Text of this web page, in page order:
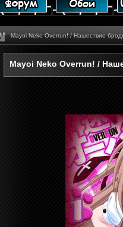
Mayoi Neko Overrun! / Нашествие
Mayoi Neko Overrun! /